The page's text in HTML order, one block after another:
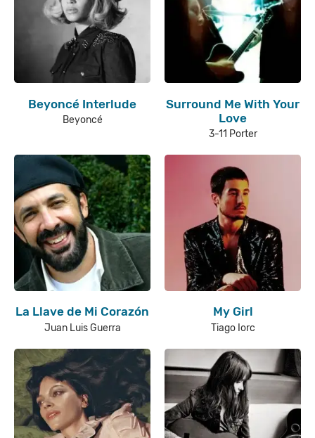
Beyoncé Interlude
Beyoncé
Surround Me With Your
Love
3-11 Porter
La Llave de Mi Corazón
Juan Luis Guerra
My Girl
Tiago Iorc